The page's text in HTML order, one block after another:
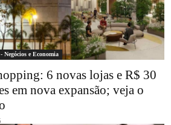
Negócios e Economia
6 novas lojas e R$ 30
em nova expansão; veja o